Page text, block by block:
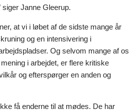
siger Janne Gleerup.
at vi i løbet af de sidste mange år
og en intensivering i
Og selvom mange af os
i arbejdet, er flere kritiske
og efterspørger en anden og
få enderne til at mødes. De har